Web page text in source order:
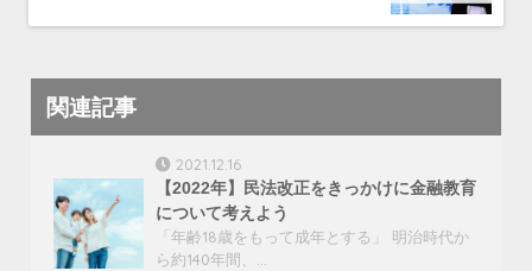
関連記事
2021.12.16
【2022年】民法改正をきっかけに金融教育
について考えよう
「年齢18歳をもって成年とする」 明治時代か
ら約140年間、…